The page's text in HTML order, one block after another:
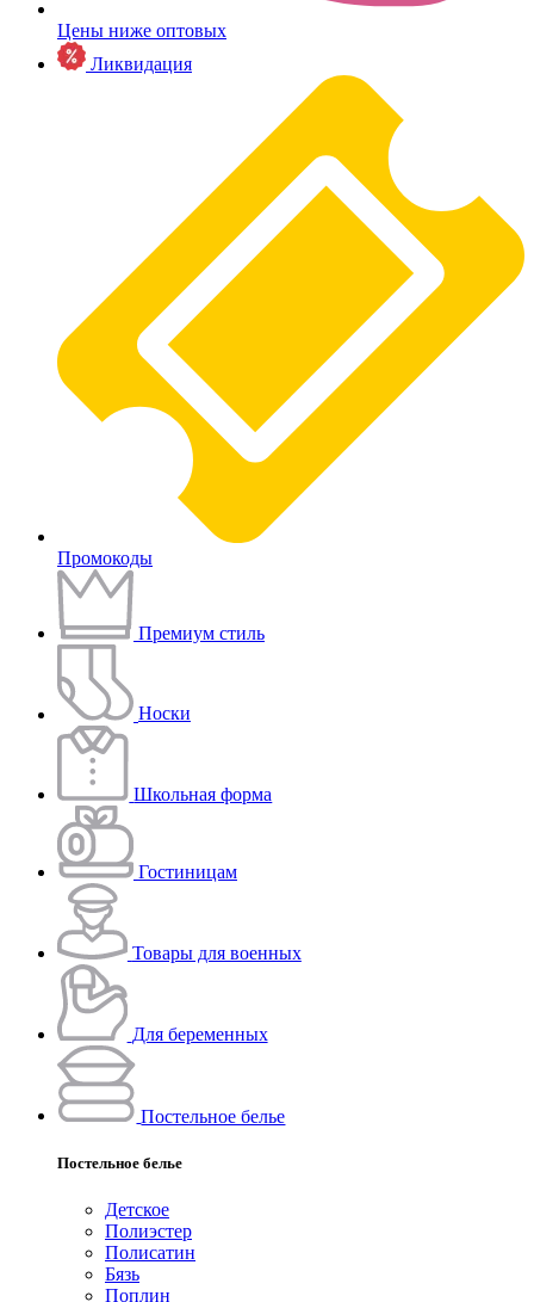
Цены ниже оптовых
Ликвидация
Промокоды
Премиум стиль
Носки
Школьная форма
Гостиницам
Товары для военных
Для беременных
Постельное белье
Постельное белье
Детское
Полиэстeр
Полисатин
Бязь
Поплин